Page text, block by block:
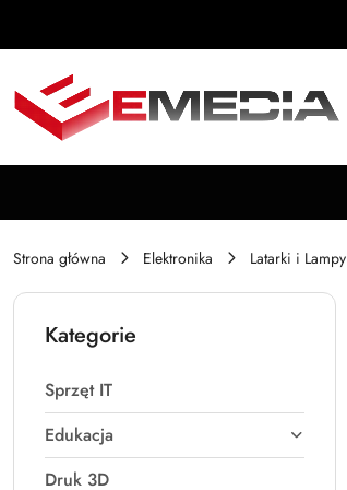
Strona główna Elektronika Latarki i Lampy
Kategorie
Sprzęt IT
Edukacja
Druk 3D